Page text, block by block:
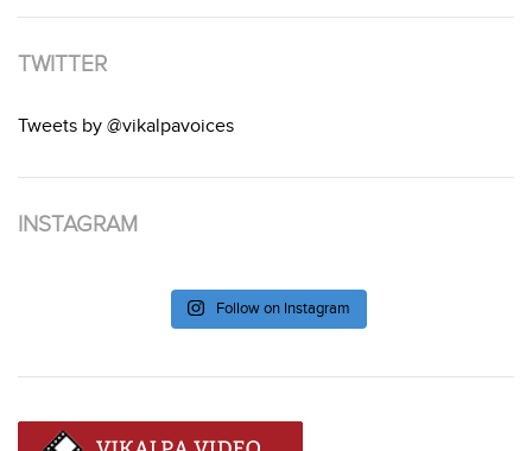
TWITTER
Tweets by @vikalpavoices
INSTAGRAM
Follow on Instagram